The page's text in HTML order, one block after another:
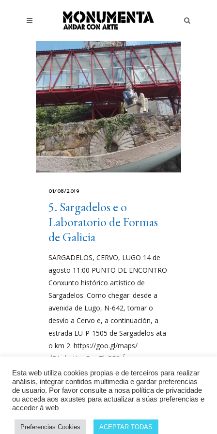
01/08/2019
5. Sargadelos e o
Laboratorio de Formas
de Galicia
SARGADELOS, CERVO, LUGO 14 de
agosto 11:00 PUNTO DE ENCONTRO
Conxunto histórico artístico de
Sargadelos. Como chegar: desde a
avenida de Lugo, N-642, tomar o
desvío a Cervo e, a continuación, a
estrada LU-P-1505 de Sargadelos ata
o km 2. https://goo.gl/maps/
dBLgbnKwyDeaThGF6 Á
DESCUBERTA DO PATRIMONIO En
Sargadelos atópanse
Por
Esta web utiliza cookies propias e de terceiros para realizar
análisis, integrar contidos multimedia e gardar preferencias
de usuario. Por favor consulte a nosa política de privacidade
ou acceda aos axustes para actualizar a súas preferencias e
acceder á web
Preferencias Cookies ACEPTAR TODAS